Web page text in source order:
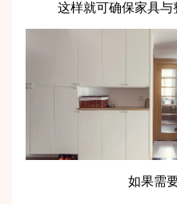
这样就可确保家具
如果需